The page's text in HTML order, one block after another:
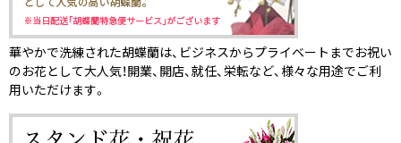
華やかで洗練された胡蝶蘭は、ビジネスからプライベートまでお祝い
のお花として大人気！開業、開店、就任、栄転など、様々な用途でご利
用いただけます。